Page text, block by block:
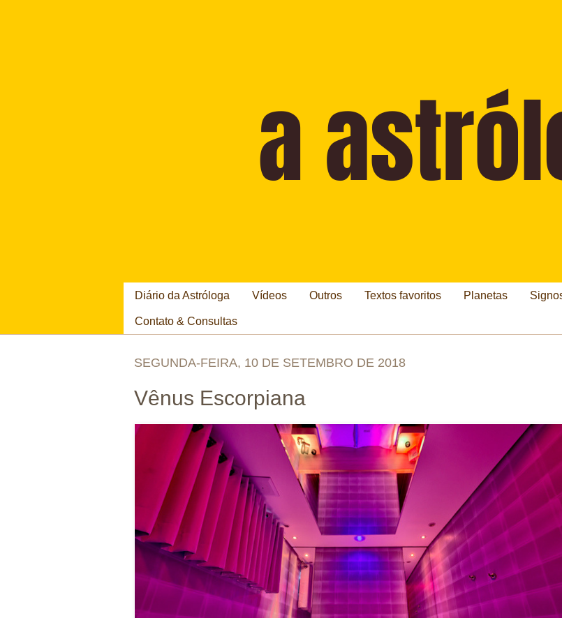
Diário da Astróloga Vídeos Outros Textos favoritos Planetas
Contato & Consultas
SEGUNDA-FEIRA, 10 DE SETEMBRO DE 2018
Vênus Escorpiana